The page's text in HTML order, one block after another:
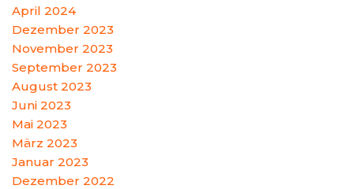
April 2024
Dezember 2023
November 2023
September 2023
August 2023
Juni 2023
Mai 2023
März 2023
Januar 2023
Dezember 2022